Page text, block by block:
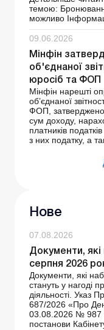
темою:
можливо
09.06.2026
Мінфін
об'єднаної
юросіб та ФОП
Мінфін нарешті
об’єднаної
ФОП,
сум доходу,
платників
з них податку, а
Нове
07.08.2026
Документи, які
серпня 2026
Документи, які
стануть у нагоді
діяльності. Указ
687/2026 «Про
03.08.2026 № 987
постанови